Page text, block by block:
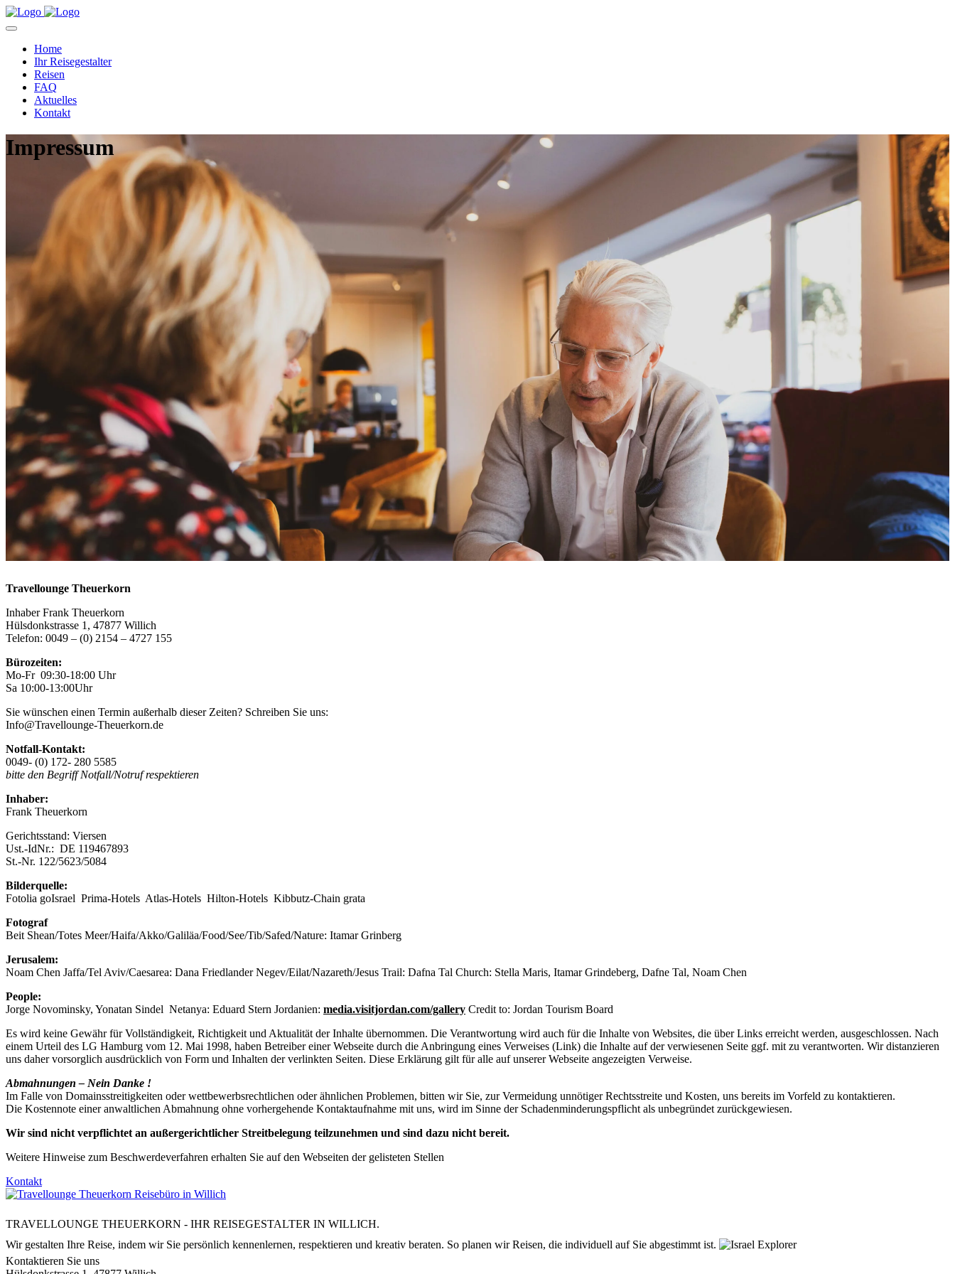
Home
Ihr Reisegestalter
Reisen
FAQ
Aktuelles
Kontakt
Impressum
Travellounge Theuerkorn
Inhaber Frank Theuerkorn
Hülsdonkstrasse 1, 47877 Willich
Telefon: 0049 – (0) 2154 – 4727 155
Bürozeiten:
Mo-Fr 09:30-18:00 Uhr
Sa 10:00-13:00Uhr
Sie wünschen einen Termin außerhalb dieser Zeiten? Schreiben Sie uns:
Info@Travellounge-Theuerkorn.de
Notfall-Kontakt:
0049- (0) 172- 280 5585
bitte den Begriff Notfall/Notruf respektieren
Inhaber:
Frank Theuerkorn
Gerichtsstand: Viersen
Ust.-IdNr.: DE 119467893
St.-Nr. 122/5623/5084
Bilderquelle:
Fotolia goIsrael Prima-Hotels Atlas-Hotels Hilton-Hotels Kibbutz-Chain grata
Fotograf
Beit Shean/Totes Meer/Haifa/Akko/Galiläa/Food/See/Tib/Safed/Nature: Itamar Grinberg
Jerusalem:
Noam Chen Jaffa/Tel Aviv/Caesarea: Dana Friedlander Negev/Eilat/Nazareth/Jesus Trail: Dafna Tal Church: Stella Maris, Itamar Grindeberg, Dafne Tal, Noam Chen
People:
Jorge Novominsky, Yonatan Sindel Netanya: Eduard Stern Jordanien: media.visitjordan.com/gallery Credit to: Jordan Tourism Board
Es wird keine Gewähr für Vollständigkeit, Richtigkeit und Aktualität der Inhalte übernommen. Die Verantwortung wird auch für die Inhalte von Websites, die über Links erreicht werden, ausgeschlossen. Nach
einem Urteil des LG Hamburg vom 12. Mai 1998, haben Betreiber einer Webseite durch die Anbringung eines Verweises (Link) die Inhalte auf der verwiesenen Seite ggf. mit zu verantworten. Wir distanzieren
uns daher vorsorglich ausdrücklich von Form und Inhalten der verlinkten Seiten. Diese Erklärung gilt für alle auf unserer Webseite angezeigten Verweise.
Abmahnungen – Nein Danke !
Im Falle von Domainsstreitigkeiten oder wettbewerbsrechtlichen oder ähnlichen Problemen, bitten wir Sie, zur Vermeidung unnötiger Rechtsstreite und Kosten, uns bereits im Vorfeld zu kontaktieren.
Die Kostennote einer anwaltlichen Abmahnung ohne vorhergehende Kontaktaufnahme mit uns, wird im Sinne der Schadenminderungspflicht als unbegründet zurückgewiesen.
Wir sind nicht verpflichtet an außergerichtlicher Streitbelegung teilzunehmen und sind dazu nicht bereit.
Weitere Hinweise zum Beschwerdeverfahren erhalten Sie auf den Webseiten der gelisteten Stellen
Kontakt
TRAVELLOUNGE THEUERKORN - IHR REISEGESTALTER IN WILLICH.
Wir gestalten Ihre Reise, indem wir Sie persönlich kennenlernen, respektieren und kreativ beraten. So planen wir Reisen, die individuell auf Sie abgestimmt ist.
Kontaktieren Sie uns